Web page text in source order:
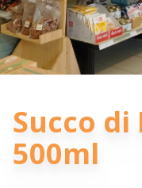
Succo di
500ml